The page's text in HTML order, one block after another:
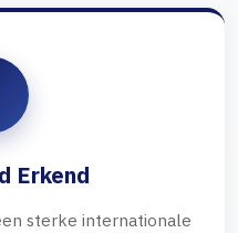
Erkend
sterke internationale